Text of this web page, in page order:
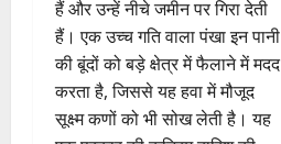
हैं और उन्हें नीचे जमीन पर गिरा देती
हैं। एक उच्च गति वाला पंखा इन पानी
की बूंदों को बड़े क्षेत्र में फैलाने में मदद
करता है, जिससे यह हवा में मौजूद
सूक्ष्म कणों को भी सोख लेती है। यह